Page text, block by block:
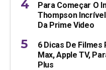
Para Começar O
Thompson
Da Prime Video
6 Dicas De Filmes
Max, Apple TV,
Plus